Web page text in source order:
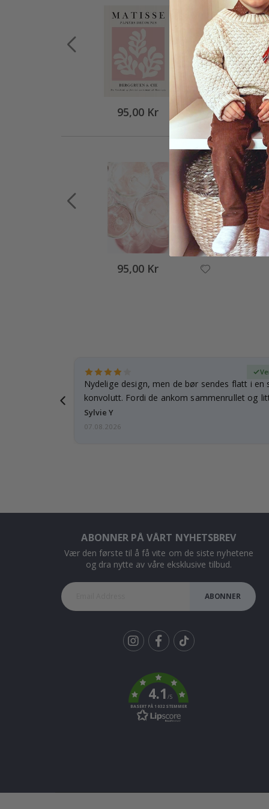
95,00 Kr
95,00 Kr
Nydelige design, men de bør sendes flatt i en
konvolutt. Fordi de ankom sammenrullet og
skulle de…
Sylvie Y
07.08.2026
ABONNER PÅ VÅRT NYHETSBREV
Vær den første til å få vite om de siste nyhetene
og dra nytte av våre eksklusive tilbud.
ABONNER
k
4.1/5
BASERT PÅ 1032 STEMMER